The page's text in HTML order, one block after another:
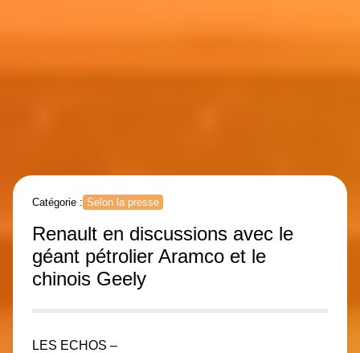
Catégorie : Selon la presse
Renault en discussions avec le
géant pétrolier Aramco et le
chinois Geely
LES ECHOS –